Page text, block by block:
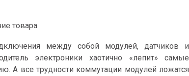
товара
между собой модулей, датчиков и
электроники хаотично «лепит» самые
А все трудности коммутации модулей ложатся